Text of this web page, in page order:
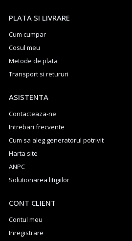
PLATA SI LIVRARE
Cum cumpar
Cosul meu
Metode de plata
Transport si retururi
ASISTENTA
Contacteaza-ne
Intrebari frecvente
Cum sa aleg generatorul potrivit
Harta site
ANPC
Solutionarea litigiilor
CONT CLIENT
Contul meu
Inregistrare